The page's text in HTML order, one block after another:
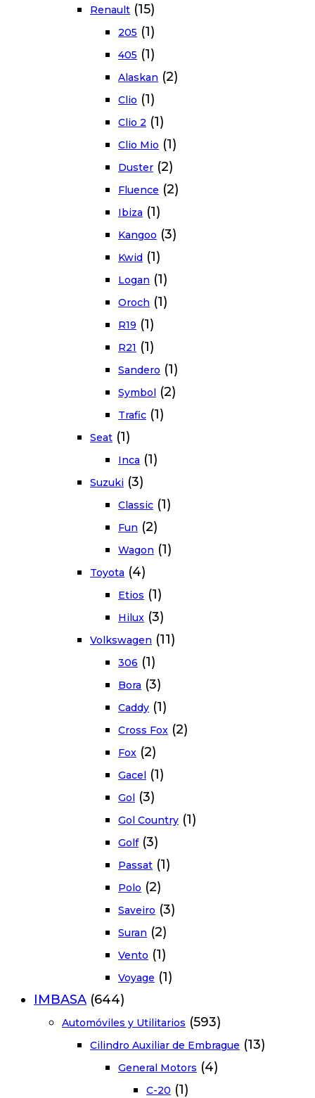
Renault (15)
205 (1)
405 (1)
Alaskan (2)
Clio (1)
Clio 2 (1)
Clio Mio (1)
Duster (2)
Fluence (2)
Ibiza (1)
Kangoo (3)
Kwid (1)
Logan (1)
Oroch (1)
R19 (1)
R21 (1)
Sandero (1)
Symbol (2)
Trafic (1)
Seat (1)
Inca (1)
Suzuki (3)
Classic (1)
Fun (2)
Wagon (1)
Toyota (4)
Etios (1)
Hilux (3)
Volkswagen (11)
306 (1)
Bora (3)
Caddy (1)
Cross Fox (2)
Fox (2)
Gacel (1)
Gol (3)
Gol Country (1)
Golf (3)
Passat (1)
Polo (2)
Saveiro (3)
Suran (2)
Vento (1)
Voyage (1)
IMBASA (644)
Automóviles y Utilitarios (593)
Cilindro Auxiliar de Embrague (13)
General Motors (4)
C-20 (1)